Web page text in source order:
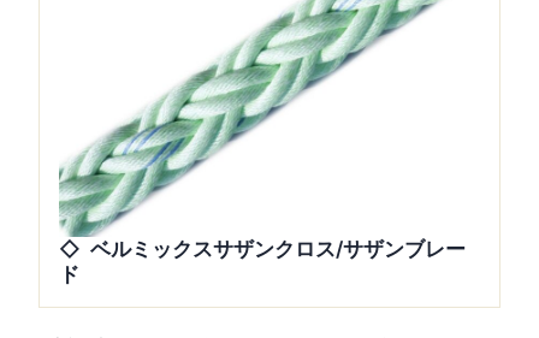
ベルミックスサザンクロス/サザンブレー
ド